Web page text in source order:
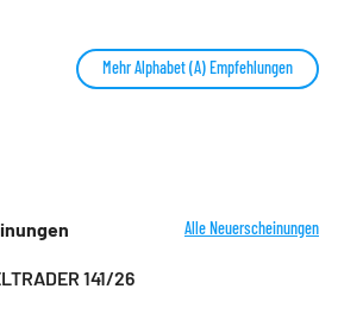
Mehr Alphabet (A) Empfehlungen
Alle Neuerscheinungen
141/26